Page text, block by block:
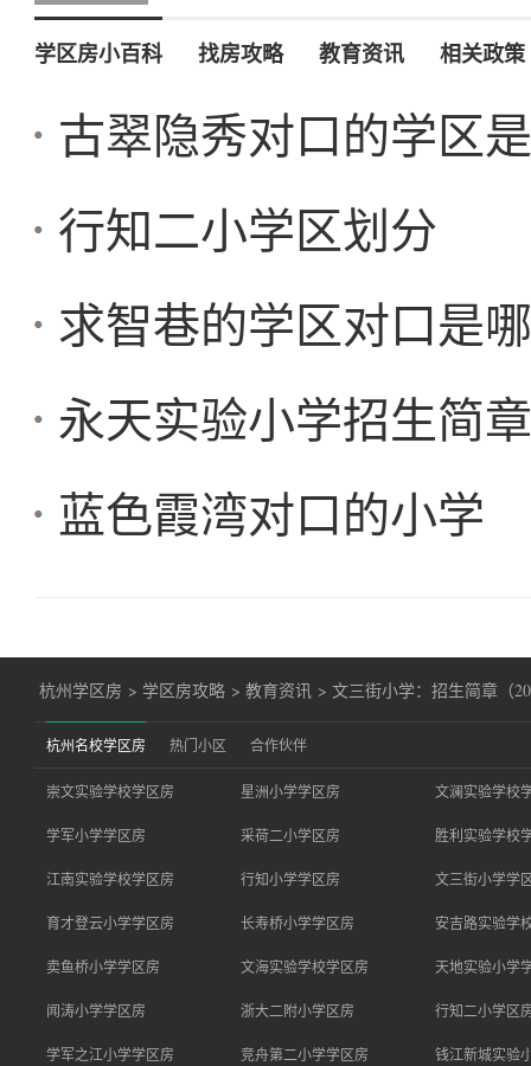
学区房小百科 找房攻略 教育资讯 相关政策
古翠隐秀对口的学区
行知二小学区划分
求智巷的学区对口是
永天实验小学招生简
蓝色霞湾对口的小学
杭州学区房 > 学区房攻略 >教育资讯 >文三街小学：招生简章（
杭州名校学区房 热门小区 合作伙伴
崇文实验学校学区房 星洲小学学区房 文澜实验学校
学军小学学区房 采荷二小学区房 胜利实验学校
江南实验学校学区房 行知小学学区房 文三街小学学
育才登云小学学区房 长寿桥小学学区房 安吉路实验学
卖鱼桥小学学区房 文海实验学校学区房 天地实验小学
闻涛小学学区房 浙大二附小学区房 行知二小学区
学军之江小学学区房 竞舟第二小学学区房 钱江新城实验